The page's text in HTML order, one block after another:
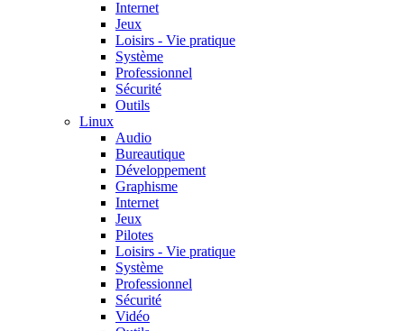
Internet
Jeux
Loisirs - Vie pratique
Système
Professionnel
Sécurité
Outils
Linux
Audio
Bureautique
Développement
Graphisme
Internet
Jeux
Pilotes
Loisirs - Vie pratique
Système
Professionnel
Sécurité
Vidéo